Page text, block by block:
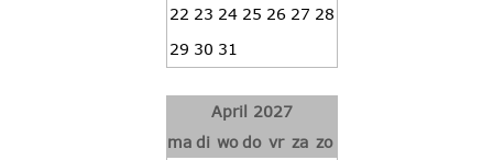
22 23 24 25 26 27 28
29 30 31
April 2027
ma di wodo vr za zo